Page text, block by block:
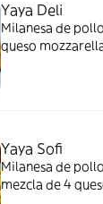
Yaya Deli
Milanesa de
queso
Yaya Sofi
Milanesa de
mezcla de 4